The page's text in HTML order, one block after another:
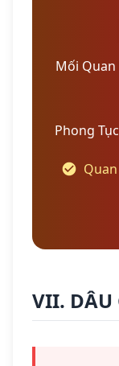
Mối
Phong
VII. DÂU